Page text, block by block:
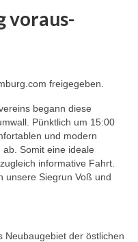
voraus-
freigegeben.
begann diese
Pünktlich um 15:00
und modern
ab. Somit eine ideale
informative Fahrt.
unsere Siegrun Voß und
Neubaugebiet der östlichen